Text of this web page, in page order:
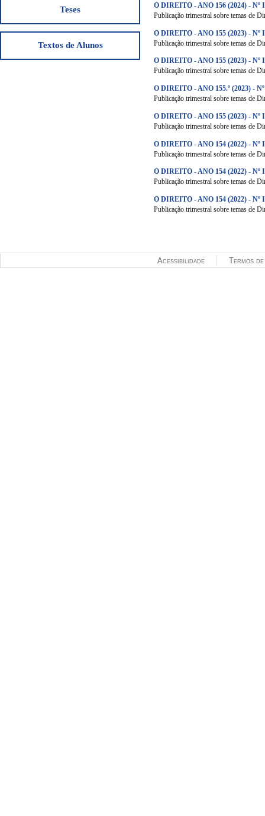
Teses
Textos de Alunos
O DIREITO - ANO 156 (2024) - Nº I
Publicação trimestral sobre temas de
O DIREITO - ANO 155 (2023) - Nº
Publicação trimestral sobre temas de
O DIREITO - ANO 155 (2023) - Nº
Publicação trimestral sobre temas de
O DIREITO - ANO 155.º (2023) -
Publicação trimestral sobre temas de
O DIREITO - ANO 155 (2023) - Nº I
Publicação trimestral sobre temas de
O DIREITO - ANO 154 (2022) - Nº
Publicação trimestral sobre temas de
O DIREITO - ANO 154 (2022) - Nº
Publicação trimestral sobre temas de
O DIREITO - ANO 154 (2022) - Nº I
Publicação trimestral sobre temas de
Termos
Acessibilidade